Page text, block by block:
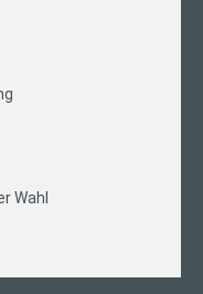
Wahl